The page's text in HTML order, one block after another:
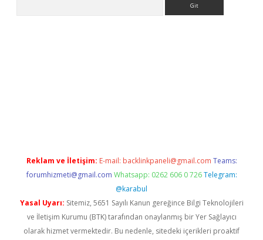
Reklam ve İletişim: E-mail: backlinkpaneli@gmail.com Teams:
forumhizmeti@gmail.com Whatsapp: 0262 606 0 726 Telegram:
@karabul
Yasal Uyarı: Sitemiz, 5651 Sayılı Kanun gereğince Bilgi Teknolojileri
ve İletişim Kurumu (BTK) tarafından onaylanmış bir Yer Sağlayıcı
olarak hizmet vermektedir. Bu nedenle, sitedeki içerikleri proaktif